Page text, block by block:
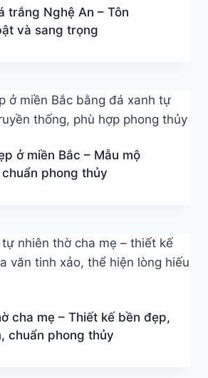
trắng Nghệ An – Tôn
và sang trọng
ở miền Bắc – Mẫu mộ
phong thủy
cha mẹ – Thiết kế bền đẹp,
chuẩn phong thủy